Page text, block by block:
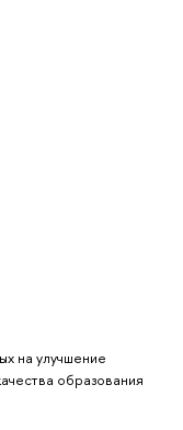
на улучшение
образования